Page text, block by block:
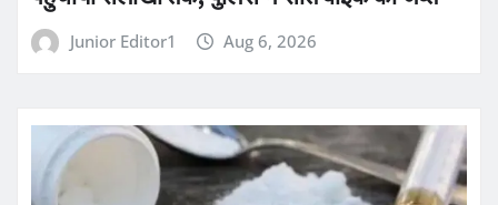
Junior Editor1 Aug 6, 2026